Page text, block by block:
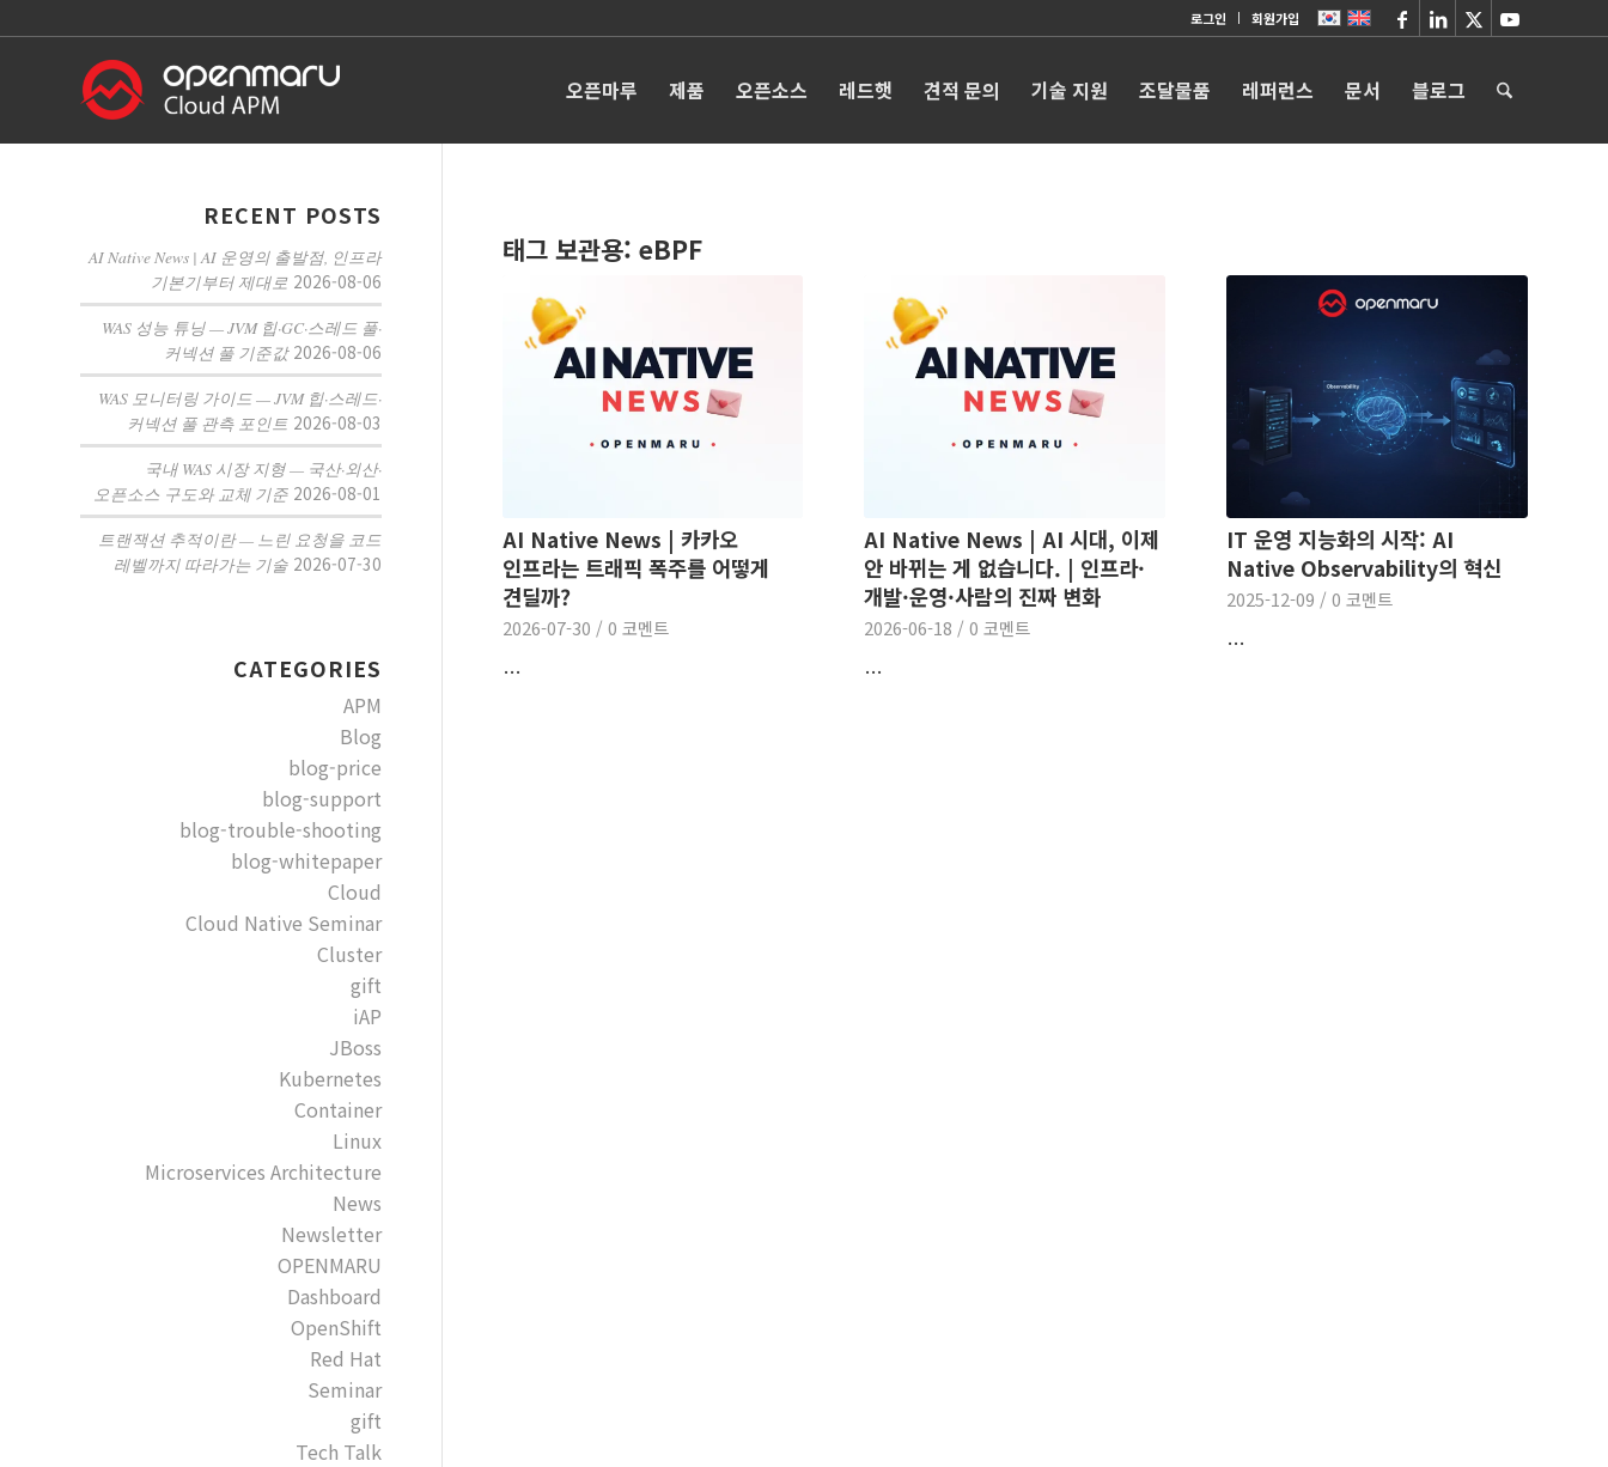
로그인 회원가입
오픈마루 제품 오픈소스 레드햇 견적 문의 기술 지원 조달물품 레퍼런스 문서 블로그
태그 보관용: eBPF
AI Native News | 카카오
인프라는 트래픽 폭주를 어떻게
견딜까?
2026-07-30 / 0 코멘트
…
AI Native News | AI 시대, 이제
안 바뀌는 게 없습니다. | 인프라·
개발·운영·사람의 진짜 변화
2026-06-18 / 0 코멘트
…
IT 운영 지능화의 시작: AI
Native Observability의 혁신
2025-12-09 / 0 코멘트
…
RECENT POSTS
AI Native News | AI 운영의 출발점, 인프라
기본기부터 제대로 2026-08-06
WAS 성능 튜닝 — JVM 힙·GC·스레드 풀·
커넥션 풀 기준값 2026-08-06
WAS 모니터링 가이드 — JVM 힙·스레드·
커넥션 풀 관측 포인트 2026-08-03
국내 WAS 시장 지형 — 국산·외산·
오픈소스 구도와 교체 기준 2026-08-01
트랜잭션 추적이란 — 느린 요청을 코드
레벨까지 따라가는 기술 2026-07-30
CATEGORIES
APM
Blog
blog-price
blog-support
blog-trouble-shooting
blog-whitepaper
Cloud
Cloud Native Seminar
Cluster
gift
iAP
JBoss
Kubernetes
Container
Linux
Microservices Architecture
News
Newsletter
OPENMARU
Dashboard
OpenShift
Red Hat
Seminar
gift
Tech Talk